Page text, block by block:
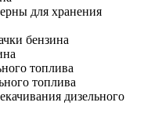
для хранения
бензина
топлива
топлива
дизельного